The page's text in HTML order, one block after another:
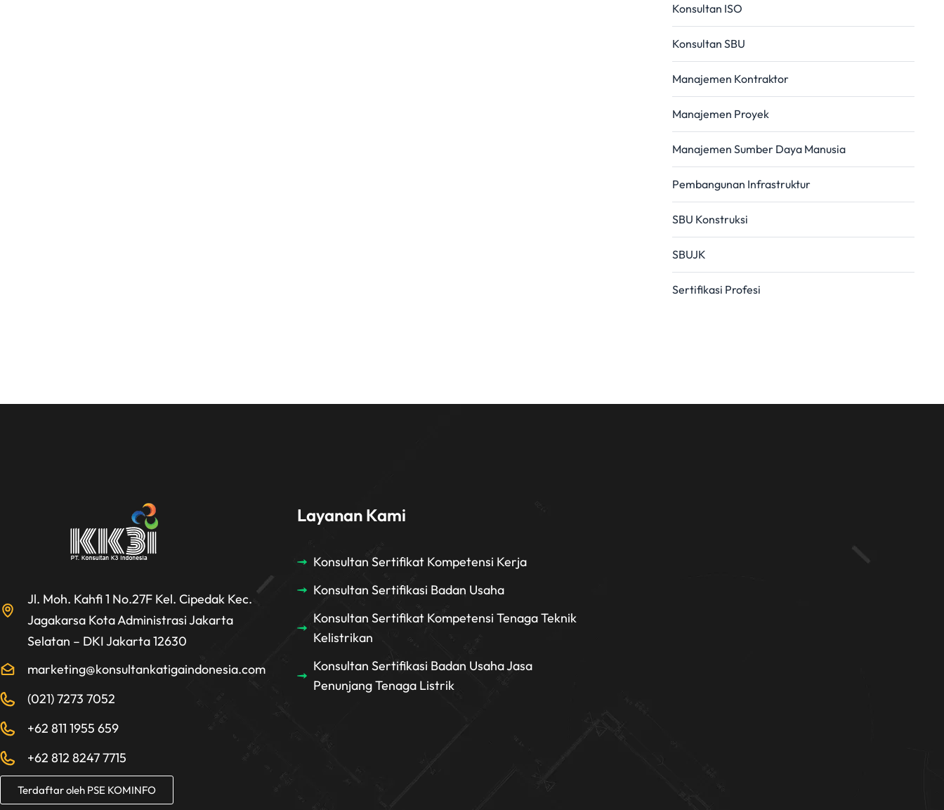
Konsultan ISO
Konsultan SBU
Manajemen Kontraktor
Manajemen Proyek
Manajemen Sumber Daya Manusia
Pembangunan Infrastruktur
SBU Konstruksi
SBUJK
Sertifikasi Profesi
Jl. Moh. Kahfi 1 No.27F Kel. Cipedak Kec.
Jagakarsa Kota Administrasi Jakarta
Selatan – DKI Jakarta 12630
marketing@konsultankatigaindonesia.com
(021) 7273 7052
+62 811 1955 659
+62 812 8247 7715
Layanan Kami
Konsultan Sertifikat Kompetensi Kerja
Konsultan Sertifikasi Badan Usaha
Konsultan Sertifikat Kompetensi Tenaga Teknik
Kelistrikan
Konsultan Sertifikasi Badan Usaha Jasa
Penunjang Tenaga Listrik
Terdaftar oleh PSE KOMINFO